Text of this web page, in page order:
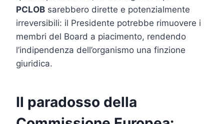
PCLOB sarebbero dirette e potenzialmente
irreversibili: il Presidente potrebbe rimuovere i
membri del Board a piacimento, rendendo
l’indipendenza dell’organismo una finzione
giuridica.
Il paradosso della